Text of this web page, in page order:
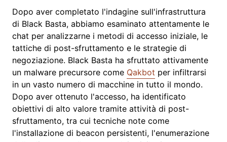
Dopo aver completato l'indagine sull'infrastruttura
di Black Basta, abbiamo esaminato attentamente le
chat per analizzarne i metodi di accesso iniziale, le
tattiche di post-sfruttamento e le strategie di
negoziazione. Black Basta ha sfruttato attivamente
un malware precursore come Qakbot per infiltrarsi
in un vasto numero di macchine in tutto il mondo.
Dopo aver ottenuto l'accesso, ha identificato
obiettivi di alto valore tramite attività di post-
sfruttamento, tra cui tecniche note come
l'installazione di beacon persistenti, l'enumerazione